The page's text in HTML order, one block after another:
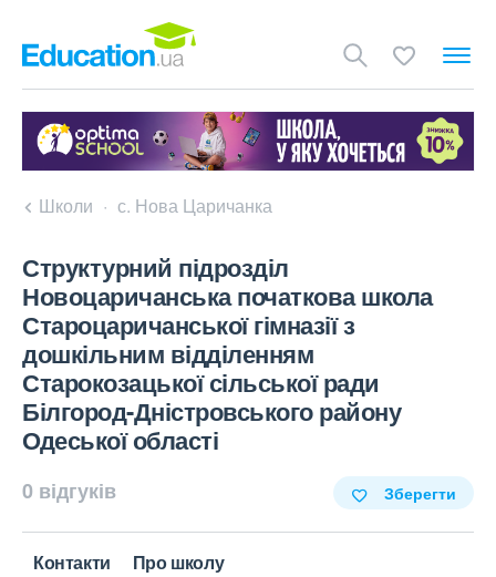
Школи с. Нова Царичанка
Структурний підрозділ
Новоцаричанська початкова школа
Староцаричанської гімназії з
дошкільним відділенням
Старокозацької сільської ради
Білгород-Дністровського району
Одеської області
0 відгуків Зберегти
Контакти Про школу